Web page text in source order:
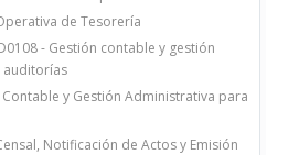
de Tesorería
- Gestión contable y gestión
auditorías
y Gestión Administrativa para
Notificación de Actos y Emisión